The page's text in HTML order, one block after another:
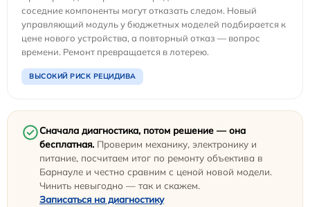
соседние компоненты могут отказать следом. Новый
управляющий модуль у бюджетных моделей подбирается к
цене нового устройства, а повторный отказ — вопрос
времени. Ремонт превращается в лотерею.
ВЫСОКИЙ РИСК РЕЦИДИВА
Сначала диагностика, потом решение — она
бесплатная. Проверим механику, электронику и
питание, посчитаем итог по ремонту объектива в
Барнауле и честно сравним с ценой новой модели.
Чинить невыгодно — так и скажем.
Записаться на диагностику